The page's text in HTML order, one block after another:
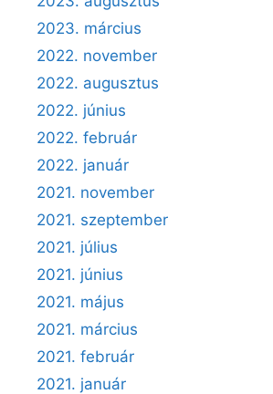
2023. március
2022. november
2022. augusztus
2022. június
2022. február
2022. január
2021. november
2021. szeptember
2021. július
2021. június
2021. május
2021. március
2021. február
2021. január